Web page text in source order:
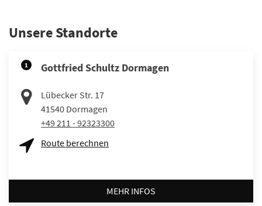
Unsere Standorte
1 Gottfried Schultz Dormagen
Lübecker Str. 17
41540 Dormagen
+49 211 - 92323300
Route berechnen
MEHR INFOS